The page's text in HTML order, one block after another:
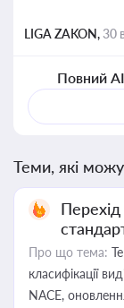
LIGA ZAKON,30
Повний
Теми, які
Про що тема:
класифікації
NACE,